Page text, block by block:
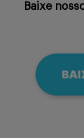
Baixe